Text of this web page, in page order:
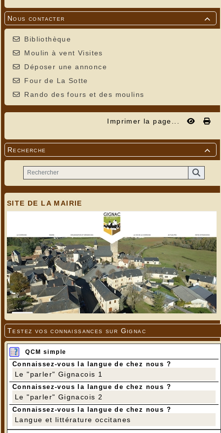

Nous contacter
Bibliothèque
Moulin à vent Visites
Déposer une annonce
Four de La Sotte
Rando des fours et des moulins
Imprimer la page...

Recherche
SITE DE LA MAIRIE
Testez vos connaissances sur Gignac
QCM simple
Connaissez-vous la langue de chez nous ?
Le "parler" Gignacois 1
Connaissez-vous la langue de chez nous ?
Le "parler" Gignacois 2
Connaissez-vous la langue de chez nous ?
Langue et littérature occitanes